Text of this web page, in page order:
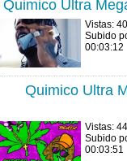
Quimico Ultra
Vistas:
Subido
00:03:12
Quimico Ultra
Vistas:
Subido
00:03:51